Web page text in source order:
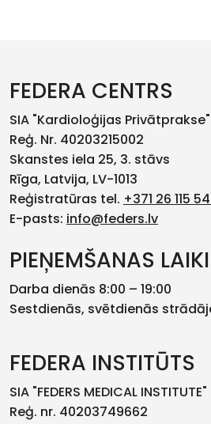
FEDERA CENTRS
SIA "Kardioloģijas Privātprakse"
Reģ. Nr. 40203215002
Skanstes iela 25, 3. stāvs
Rīga, Latvija, LV-1013
Reģistratūras tel. +371 26 115
E-pasts: info@feders.lv
PIEŅEMŠANAS LAIKI
Darba dienās 8:00 – 19:00
Sestdienās, svētdienās
FEDERA INSTITŪTS
SIA "FEDERS MEDICAL INSTITUTE"
Reģ. nr. 40203749662